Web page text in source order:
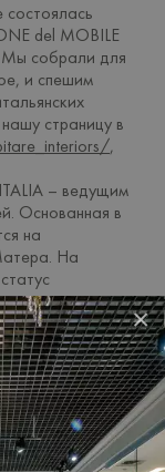
×
del MOBILE
Мы собрали для
и спешим
страницу в
,
– ведущим
Основанная в
на
На
и
в
чистых
поиску
ITALIA